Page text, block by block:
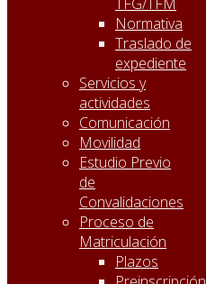
Normativa
Traslado de
expediente
Servicios y
actividades
Comunicación
Movilidad
Estudio Previo
de
Convalidaciones
Proceso de
Matriculación
Plazos